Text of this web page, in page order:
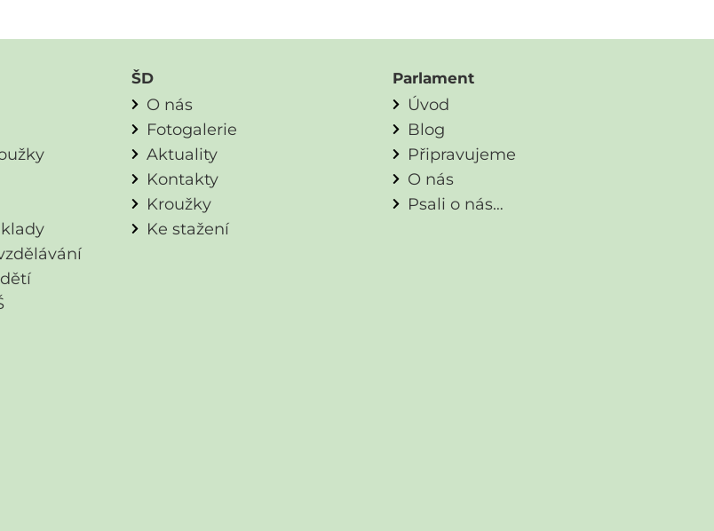
ŠD
O nás
Fotogalerie
Aktuality
Kontakty
Kroužky
Ke stažení
Parlament
Úvod
Blog
Připravujeme
O nás
Psali o nás…